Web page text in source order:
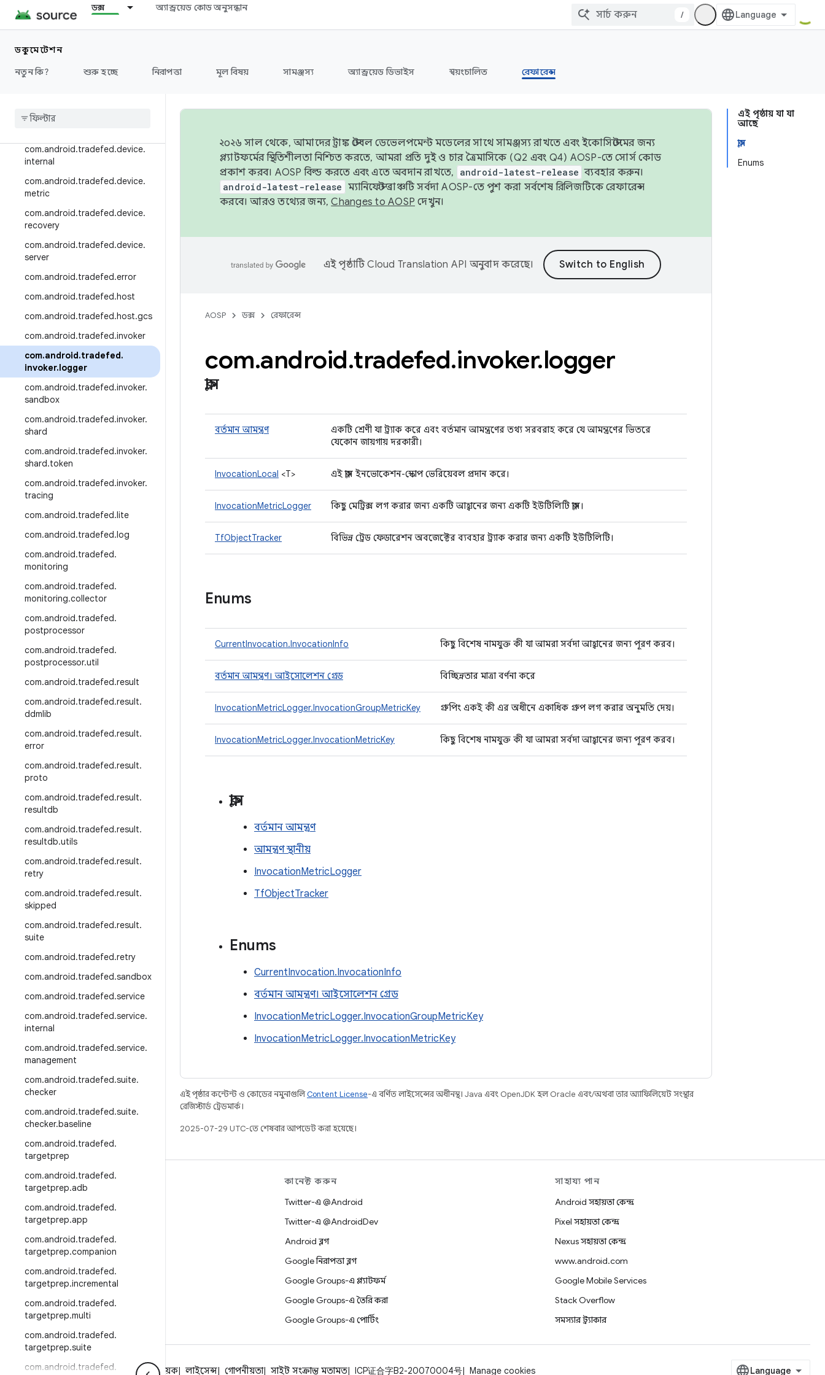
ডক্স অ্যান্ড্রয়েড কোড অনুসন্ধান
/
ডকুমেন্টেশন
নতুন কি?
শুরু হচ্ছে নিরাপত্তা মূল বিষয় সামঞ্জস্য অ্যান্ড্রয়েড ডিভাইস স্বয়ংচালিত রেফারেন্স
com.android.tradefed.device.cl
oud
com.android.tradefed.device.co
nnection
com.android
com.android.tradefed.device.
internal
com.android.tradefed.device.
metric
com.android.tradefed.device.
recovery
com.android.tradefed.device.
server
com.android.tradefed.error
com.android.tradefed.host
com.android.tradefed.host.gcs
com.android.tradefed.invoker
com.android.tradefed.
invoker.logger
com.android.tradefed.invoker.
sandbox
com.android.tradefed.invoker.
shard
com.android.tradefed.invoker.
shard.token
com.android.tradefed.invoker.
tracing
com.android.tradefed.lite
com.android.tradefed.log
com.android.tradefed.
monitoring
com.android.tradefed.
monitoring.collector
com.android.tradefed.
postprocessor
com.android.tradefed.
postprocessor.util
com.android.tradefed.result
com.android.tradefed.result.
ddmlib
com.android.tradefed.result.
error
com.android.tradefed.result.
proto
com.android.tradefed.result.
resultdb
com.android.tradefed.result.
resultdb.utils
com.android.tradefed.result.
retry
com.android.tradefed.result.
skipped
com.android.tradefed.result.
suite
com.android.tradefed.retry
com.android.tradefed.sandbox
com.android.tradefed.service
com.android.tradefed.service.
internal
com.android.tradefed.service.
management
com.android.tradefed.suite.
checker
com.android.tradefed.suite.
checker.baseline
com.android.tradefed.
targetprep
com.android.tradefed.
targetprep.adb
com.android.tradefed.
targetprep.app
com.android.tradefed.
targetprep.companion
com.android.tradefed.
targetprep.incremental
com.android.tradefed.
targetprep.multi
com.android.tradefed.
targetprep.suite
com.android.tradefed.
এই পৃষ্ঠায় যা যা
আছে
ক্লাস
Enums
২০২৬ সাল থেকে, আমাদের ট্রাঙ্ক স্টেবল ডেভেলপমেন্ট মডেলের সাথে সামঞ্জস্য রাখতে এবং ইকোসিস্টেমের জন্য
প্ল্যাটফর্মের স্থিতিশীলতা নিশ্চিত করতে, আমরা প্রতি দুই ও চার ত্রৈমাসিকে (Q2 এবং Q4) AOSP-তে সোর্স কোড
প্রকাশ করব। AOSP বিল্ড করতে এবং এতে অবদান রাখতে,
android-latest-release ব্যবহার করুন।
android-latest-release ম্যানিফেস্ট ব্রাঞ্চটি সর্বদা AOSP-তে পুশ করা সর্বশেষ রিলিজটিকে রেফারেন্স
করবে। আরও তথ্যের জন্য,Changes to AOSP দেখুন।
এই পৃষ্ঠাটিCloud Translation API অনুবাদ করেছে।
AOSP ডক্স রেফারেন্স
com.android.tradefed.invoker.logger
ক্লাস
বর্তমান আমন্ত্রণ
একটি শ্রেণী যা ট্র্যাক করে এবং বর্তমান আমন্ত্রণের তথ্য সরবরাহ করে যে আমন্ত্রণের ভিতরে
যেকোন জায়গায় দরকারী।
InvocationLocal <T> এই ক্লাস ইনভোকেশন-স্কোপ ভেরিয়েবল প্রদান করে।
InvocationMetricLogger কিছু মেট্রিক্স লগ করার জন্য একটি আহ্বানের জন্য একটি ইউটিলিটি ক্লাস।
TfObjectTracker বিভিন্ন ট্রেড ফেডারেশন অবজেক্টের ব্যবহার ট্র্যাক করার জন্য একটি ইউটিলিটি।
Enums
CurrentInvocation.InvocationInfo কিছু বিশেষ নামযুক্ত কী যা আমরা সর্বদা আহ্বানের জন্য পূরণ করব।
বর্তমান আমন্ত্রণ। আইসোলেশন গ্রেড বিচ্ছিন্নতার মাত্রা বর্ণনা করে
InvocationMetricLogger.InvocationGroupMetricKey গ্রুপিং একই কী এর অধীনে একাধিক গ্রুপ লগ করার অনুমতি দেয়।
InvocationMetricLogger.InvocationMetricKey কিছু বিশেষ নামযুক্ত কী যা আমরা সর্বদা আহ্বানের জন্য পূরণ করব।
ক্লাস
বর্তমান আমন্ত্রণ
আমন্ত্রণ স্থানীয়
InvocationMetricLogger
TfObjectTracker
Enums
CurrentInvocation.InvocationInfo
বর্তমান আমন্ত্রণ। আইসোলেশন গ্রেড
InvocationMetricLogger.InvocationGroupMetricKey
InvocationMetricLogger.InvocationMetricKey
এই পৃষ্ঠার কন্টেন্ট ও কোডের নমুনাগুলিContent License-এ বর্ণিত লাইসেন্সের অধীনস্থ। Java এবং OpenJDK হল Oracle এবং/অথবা তার অ্যাফিলিয়েট সংস্থার
রেজিস্টার্ড ট্রেডমার্ক।
2025-07-29 UTC-তে শেষবার আপডেট করা হয়েছে।
বিল্ড
Android স্টোরেজ
প্রয়োজনীয়তা
ডাউনলোড হচ্ছে
ফ্যাক্টরি ইমেজ
ড্রাইভার বাইনারি
GitHub
কানেক্ট করুন
Twitter-এ @Android
Twitter-এ @AndroidDev
Android ব্লগ
Google নিরাপত্তা ব্লগ
Google Groups-এ প্ল্যাটফর্ম
Google Groups-এ তৈরি করা
Google Groups-এ পোর্টিং
সাহায্য পান
Android সহায়তা কেন্দ্র
Pixel সহায়তা কেন্দ্র
Nexus সহায়তা কেন্দ্র
www.android.com
Google Mobile Services
Stack Overflow
সমস্যার ট্র্যাকার
Android সম্পর্কে কমিউনিটি আইন বিষয়ক লাইসেন্স গোপনীয়তা সাইট সংক্রান্ত মতামত ICP证合字B2-20070004号 Manage cookies